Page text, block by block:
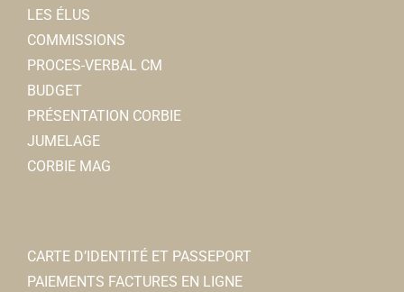
LES ÉLUS
COMMISSIONS
PROCES-VERBAL CM
BUDGET
PRÉSENTATION CORBIE
JUMELAGE
CORBIE MAG
CARTE D’IDENTITÉ ET PASSEPORT
PAIEMENTS FACTURES EN LIGNE